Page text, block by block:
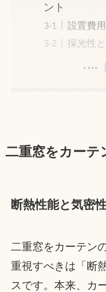
ント
設置費
採光性
二重窓をカーテ
断熱性能と気密
二重窓をカーテン
重視すべきは「断
スです。本来、カ